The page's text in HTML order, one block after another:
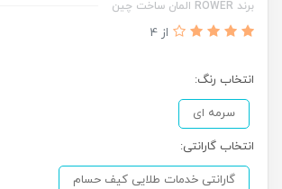
برند ROWER المان ساخت چین
از 4
انتخاب رنگ:
سرمه ای
انتخاب گارانتی:
گارانتی خدمات طلایی کیف حسام